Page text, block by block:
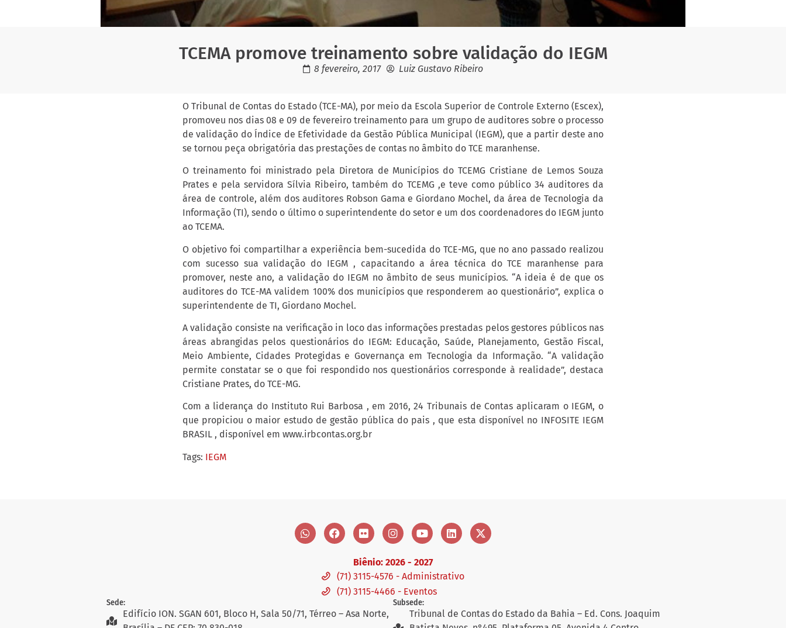
TCEMA promove treinamento sobre validação do IEGM
8 fevereiro, 2017 Luiz Gustavo Ribeiro
O Tribunal de Contas do Estado (TCE-MA), por meio da Escola Superior de Controle Externo (Escex),
promoveu nos dias 08 e 09 de fevereiro treinamento para um grupo de auditores sobre o processo
de validação do Índice de Efetividade da Gestão Pública Municipal (IEGM), que a partir deste ano
se tornou peça obrigatória das prestações de contas no âmbito do TCE maranhense.
O treinamento foi ministrado pela Diretora de Municípios do TCEMG Cristiane de Lemos Souza
Prates e pela servidora Sílvia Ribeiro, também do TCEMG ,e teve como público 34 auditores da
área de controle, além dos auditores Robson Gama e Giordano Mochel, da área de Tecnologia da
Informação (TI), sendo o último o superintendente do setor e um dos coordenadores do IEGM junto
ao TCEMA.
O objetivo foi compartilhar a experiência bem-sucedida do TCE-MG, que no ano passado realizou
com sucesso sua validação do IEGM , capacitando a área técnica do TCE maranhense para
promover, neste ano, a validação do IEGM no âmbito de seus municípios. “A ideia é de que os
auditores do TCE-MA validem 100% dos municípios que responderem ao questionário”, explica o
superintendente de TI, Giordano Mochel.
A validação consiste na verificação in loco das informações prestadas pelos gestores públicos nas
áreas abrangidas pelos questionários do IEGM: Educação, Saúde, Planejamento, Gestão Fiscal,
Meio Ambiente, Cidades Protegidas e Governança em Tecnologia da Informação. “A validação
permite constatar se o que foi respondido nos questionários corresponde à realidade”, destaca
Cristiane Prates, do TCE-MG.
Com a liderança do Instituto Rui Barbosa , em 2016, 24 Tribunais de Contas aplicaram o IEGM, o
que propiciou o maior estudo de gestão pública do pais , que esta disponível no INFOSITE IEGM
BRASIL , disponível em www.irbcontas.org.br
Tags: IEGM
Biênio: 2026 - 2027
(71) 3115-4576 - Administrativo
(71) 3115-4466 - Eventos
Sede:
Edifício ION. SGAN 601, Bloco H, Sala 50/71, Térreo – Asa Norte,
Subsede:
Tribunal de Contas do Estado da Bahia – Ed. Cons. Joaquim